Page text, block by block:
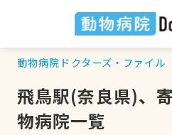
動物病院ドクターズ・ファイル
飛鳥駅(奈良県)、
物病院一覧